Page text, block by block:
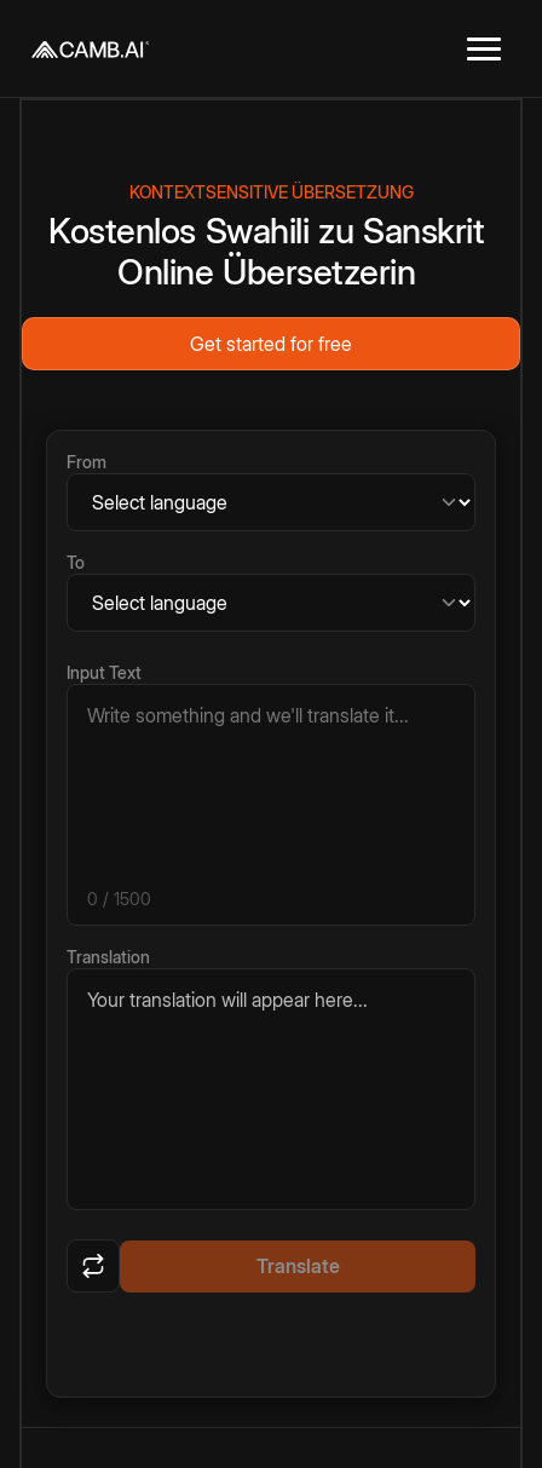
KONTEXTSENSITIVE ÜBERSETZUNG
Kostenlos Swahili zu Sanskrit
Online Übersetzerin
Get started for free
From
To
Input Text
0 / 1500
Translation
Your translation will appear here...
Translate